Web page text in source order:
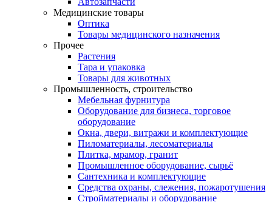
Медицинские товары
Оптика
Товары медицинского назначения
Прочее
Растения
Тара и упаковка
Товары для животных
Промышленность, строительство
Мебельная фурнитура
Оборудование для бизнеса, торговое
оборудование
Окна, двери, витражи и комплектующие
Пиломатериалы, лесоматериалы
Плитка, мрамор, гранит
Промышленное оборудование, сырьё
Сантехника и комплектующие
Средства охраны, слежения, пожаротушения
Стройматериалы и оборудование